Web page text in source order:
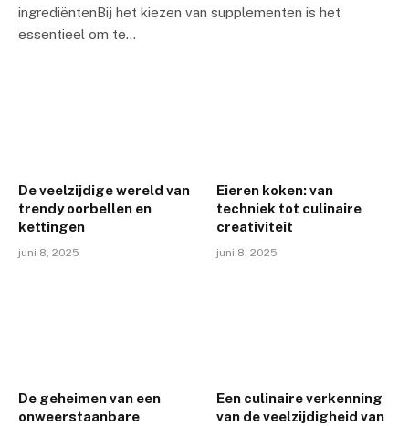
ingrediëntenBij het kiezen van supplementen is het
essentieel om te…
De veelzijdige wereld van
trendy oorbellen en
kettingen
juni 8, 2025
Eieren koken: van
techniek tot culinaire
creativiteit
juni 8, 2025
De geheimen van een
onweerstaanbare
Een culinaire verkenning
van de veelzijdigheid van